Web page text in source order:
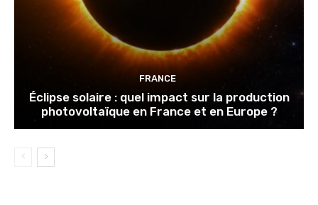
FRANCE
Éclipse solaire : quel impact sur la production
photovoltaïque en France et en Europe ?